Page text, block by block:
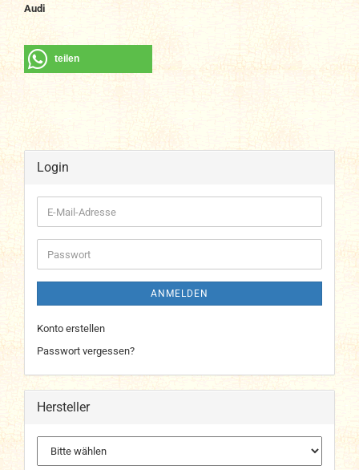
Audi
teilen
Login
E-
Mail-
Adresse
Passwort
ANMELDEN
Konto erstellen
Passwort vergessen?
Hersteller